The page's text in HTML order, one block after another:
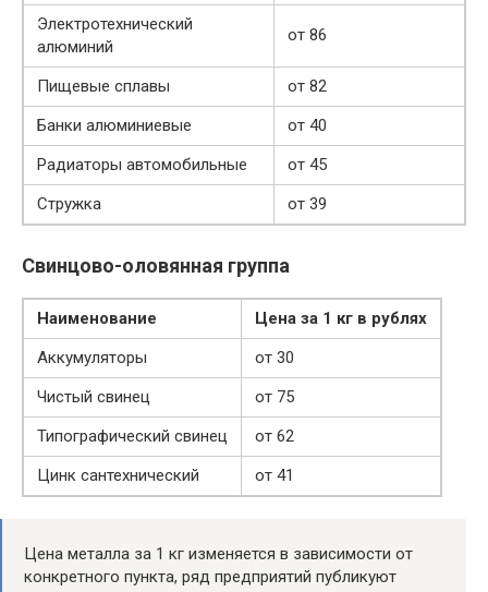
Электротехнический
алюминий
от 86
Пищевые сплавы
от 82
Банки алюминиевые
от 40
Радиаторы автомобильные
от 45
Стружка
от 39
Свинцово-оловянная группа
Наименование
Цена за 1 кг в рублях
Аккумуляторы
от 30
Чистый свинец
от 75
Типографический свинец
от 62
Цинк сантехнический
от 41
Цена металла за 1 кг изменяется в зависимости от
конкретного пункта, ряд предприятий публикуют